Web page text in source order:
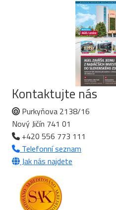
Kontaktujte nás
Purkyňova 2138/16
Nový Jičín 741 01
+420 556 773 111
Telefonní seznam
Jak nás najdete